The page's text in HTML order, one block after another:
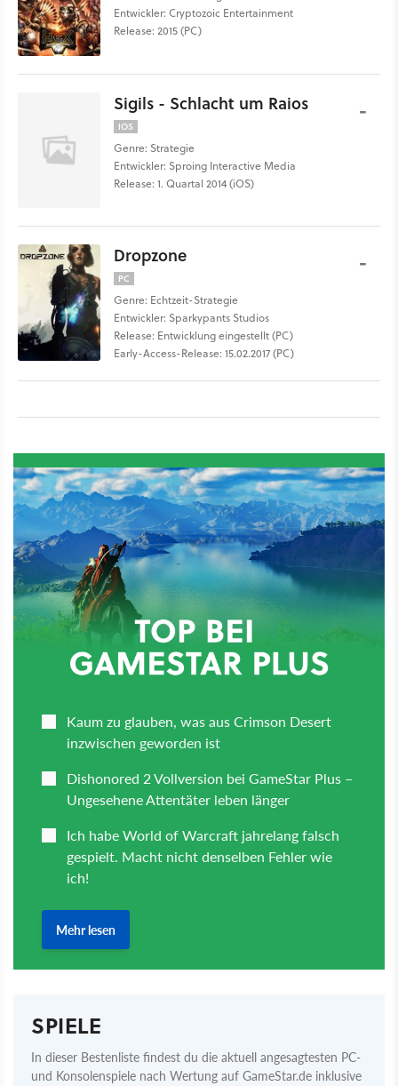
Entwickler: Cryptozoic Entertainment
Release: 2015 (PC)
Sigils - Schlacht um Raios
IOS
Genre: Strategie
Entwickler: Sproing Interactive Media
Release: 1. Quartal 2014 (iOS)
-
Dropzone
PC
Genre: Echtzeit-Strategie
Entwickler: Sparkypants Studios
Release: Entwicklung eingestellt (PC)
Early-Access-Release: 15.02.2017 (PC)
-
SPIELE
In dieser Bestenliste findest du die aktuell angesagtesten PC-
und Konsolenspiele nach Wertung auf GameStar.de inklusive